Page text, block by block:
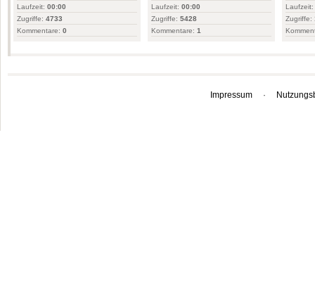
Laufzeit: 00:00
Zugriffe: 4733
Kommentare: 0
Laufzeit: 00:00
Zugriffe: 5428
Kommentare: 1
Laufzeit:
Zugriffe:
Impressum ·